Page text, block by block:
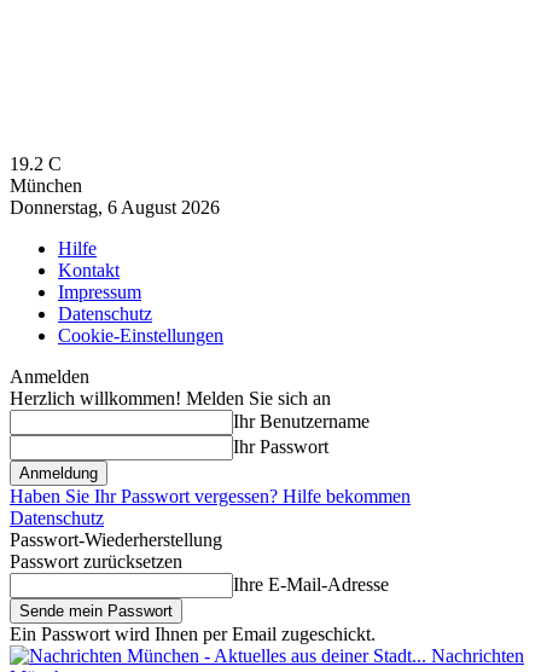
19.2 C
München
Donnerstag, 6 August 2026
Hilfe
Kontakt
Impressum
Datenschutz
Cookie-Einstellungen
Anmelden
Herzlich willkommen! Melden Sie sich an
Ihr Benutzername
Ihr Passwort
Haben Sie Ihr Passwort vergessen? Hilfe bekommen
Datenschutz
Passwort-Wiederherstellung
Passwort zurücksetzen
Ihre E-Mail-Adresse
Ein Passwort wird Ihnen per Email zugeschickt.
Nachrichten